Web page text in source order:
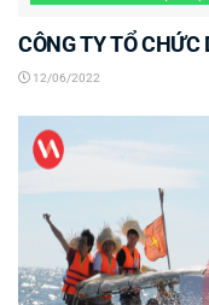
CÔNG TY TỔ
12/06/2022